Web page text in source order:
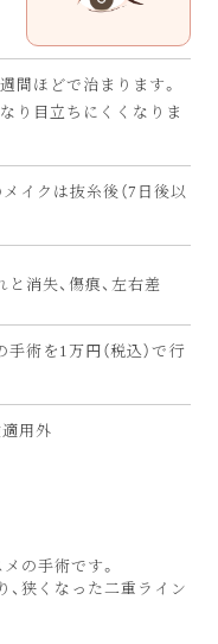
間ほどで治まります。
り目立ちにくくなりま
イクは抜糸後（7日後以
と消失、傷痕、左右差
術を1万円（税込）で行
用外
の手術です。
、狭くなった二重ライン